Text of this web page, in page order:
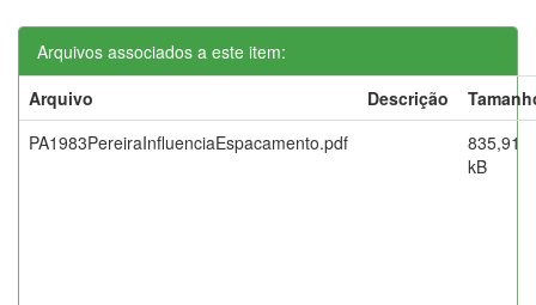
Arquivos associados a este item:
Arquivo
Descrição
PA1983PereiraInfluenciaEspacamento.pdf
835,91
kB